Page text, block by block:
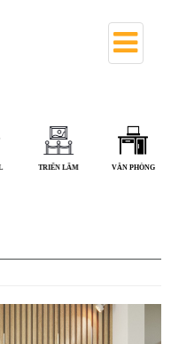
TRIỂN LÃM VĂN PHÒNG